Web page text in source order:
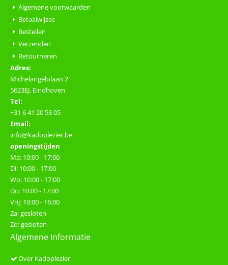
Algemene voorwaarden
Betaalwijzes
Bestellen
Verzenden
Retourneren
Adres:
Michelangelolaan 2
5623EJ, Eindhoven
Tel:
+31 6 41 20 53 05
Email:
info@kadoplezier.be
openingstijden
Ma: 10:00 - 17:00
Di: 10:00 - 17:00
Wo: 10:00 - 17:00
Do: 10:00 - 17:00
Vrij: 10:00 - 16:00
Za: gesloten
Zo: gesloten
Algemene Informatie
Over Kadoplezier